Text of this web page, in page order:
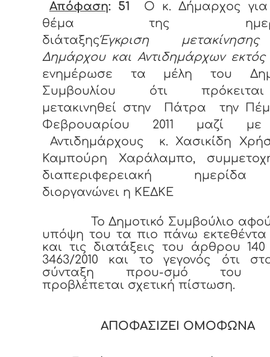
Απόφαση: 51 Ο κ. Δήμαρχος για
θέμα της
διάταξηςΈγκριση
Δημάρχου και Αντιδημάρχων
ενημέρωσε τα μέλη του
Συμβουλίου ότι
μετακινηθεί στην Πάτρα την
Φεβρουαρίου 2011 μαζί
Αντιδημάρχους κ. Χασικίδη
Καμπούρη Χαράλαμπο,
διαπεριφερειακή
διοργανώνει η ΚΕΔΚΕ
Το Δημοτικό Συμβούλιο αφού
υπόψη του τα πιο πάνω
και τις διατάξεις του άρθρου
3463/2010 και το γεγονός ότι
σύνταξη πρου-σμό του
προβλέπεται σχετική πίστωση.
ΑΠΟΦΑΣΙΖΕΙ ΟΜΟΦΩΝΑ